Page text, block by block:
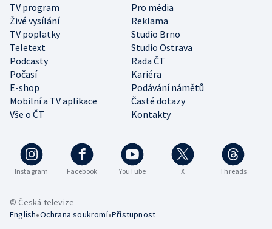
TV program
Pro média
Živé vysílání
Reklama
TV poplatky
Studio Brno
Teletext
Studio Ostrava
Podcasty
Rada ČT
Počasí
Kariéra
E-shop
Podávání námětů
Mobilní a TV aplikace
Časté dotazy
Vše o ČT
Kontakty
Instagram Facebook YouTube X Threads
© Česká televize
English•Ochrana soukromí•Přístupnost